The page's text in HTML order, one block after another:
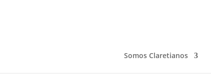
Somos Claretianos